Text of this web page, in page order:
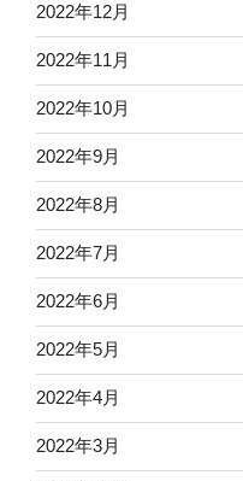
2022年12月
2022年11月
2022年10月
2022年9月
2022年8月
2022年7月
2022年6月
2022年5月
2022年4月
2022年3月